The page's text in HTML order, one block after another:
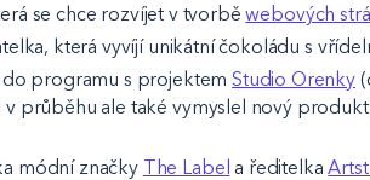
se chce rozvíjet v tvorběwebových
která vyvíjí unikátní čokoládu s
do programu s projektemStudio Orenky
v průběhu ale také vymyslel nový
módní značky The Label a ředitelka